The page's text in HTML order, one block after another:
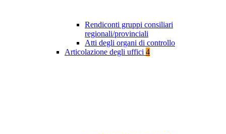
Rendiconti gruppi consiliari
regionali/provinciali
Atti degli organi di controllo
Articolazione degli uffici 4